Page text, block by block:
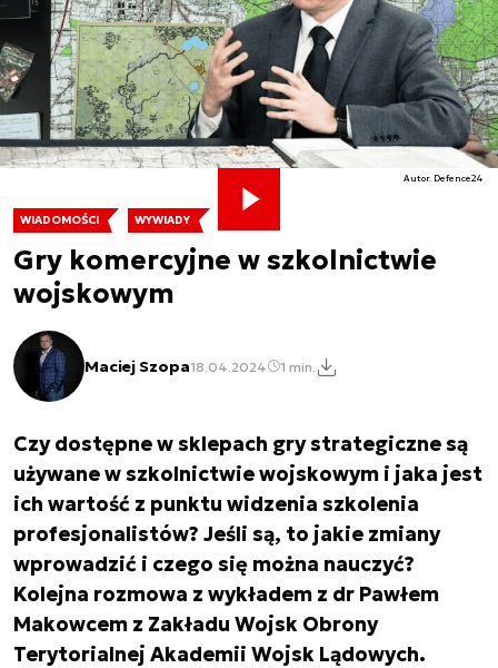
WIADOMOŚCI WYWIADY
Gry komercyjne w szkolnictwie
wojskowym
Maciej Szopa18.04.2024 1 min.
Autor. Defence24
Czy dostępne w sklepach gry strategiczne są
używane w szkolnictwie wojskowym i jaka jest
ich wartość z punktu widzenia szkolenia
profesjonalistów? Jeśli są, to jakie zmiany
wprowadzić i czego się można nauczyć?
Kolejna rozmowa z wykładem z dr Pawłem
Makowcem z Zakładu Wojsk Obrony
Terytorialnej Akademii Wojsk Lądowych.